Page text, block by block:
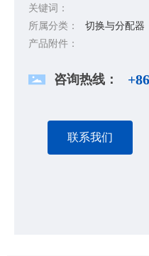
关键词：
所属分类：
切换与分配器
产品附件：
咨询热线：
联系我们